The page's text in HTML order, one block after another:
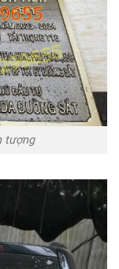
tượng